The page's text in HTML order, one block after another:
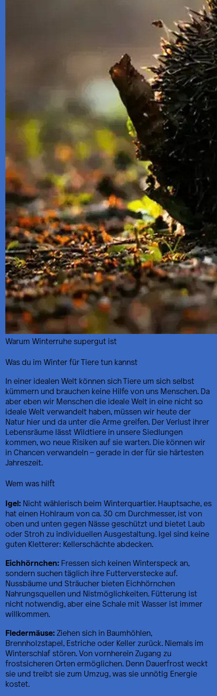
Warum Winterruhe supergut ist
Was du im Winter für Tiere tun kannst
In einer idealen Welt können sich Tiere um sich selbst
kümmern und brauchen keine Hilfe von uns Menschen. Da
aber eben wir Menschen die ideale Welt in eine nicht so
ideale Welt verwandelt haben, müssen wir heute der
Natur hier und da unter die Arme greifen. Der Verlust ihrer
Lebensräume lässt Wildtiere in unsere Siedlungen
kommen, wo neue Risiken auf sie warten. Die können wir
in Chancen verwandeln – gerade in der für sie härtesten
Jahreszeit.
Wem was hilft
Igel: Nicht wählerisch beim Winterquartier. Hauptsache, es
hat einen Hohlraum von ca. 30 cm Durchmesser, ist von
oben und unten gegen Nässe geschützt und bietet Laub
oder Stroh zu individuellen Ausgestaltung. Igel sind keine
guten Kletterer: Kellerschächte abdecken.
Eichhörnchen: Fressen sich keinen Winterspeck an,
sondern suchen täglich ihre Futterverstecke auf.
Nussbäume und Sträucher bieten Eichhörnchen
Nahrungsquellen und Nistmöglichkeiten. Fütterung ist
nicht notwendig, aber eine Schale mit Wasser ist immer
willkommen.
Fledermäuse:Ziehen sich in Baumhöhlen,
Brennholzstapel, Estriche oder Keller zurück. Niemals im
Winterschlaf stören. Von vornherein Zugang zu
frostsicheren Orten ermöglichen. Denn Dauerfrost weckt
sie und treibt sie zum Umzug, was sie unnötig Energie
kostet.